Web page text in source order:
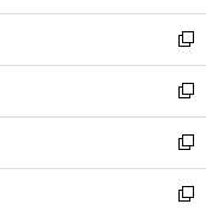
開
く
ウ
で
開
く
ン
ド
ウ
で
開
く
ウ
ィ
ン
ド
ウ
で
開
く
新
し
い
ウ
ィ
ン
ド
新
し
い
ウ
ィ
新
し
い
新